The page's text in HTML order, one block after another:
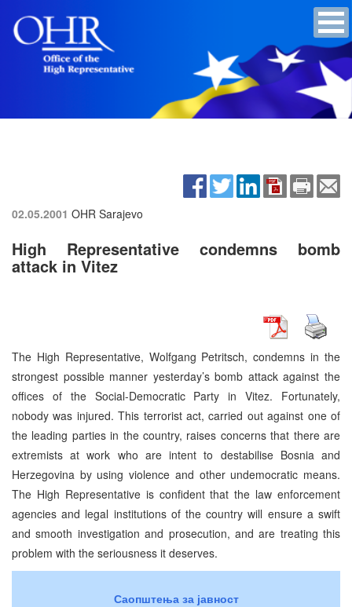
02.05.2001 OHR Sarajevo
High Representative condemns bomb
attack in Vitez
The High Representative, Wolfgang Petritsch, condemns in the
strongest possible manner yesterday’s bomb attack against the
offices of the Social-Democratic Party in Vitez. Fortunately,
nobody was injured. This terrorist act, carried out against one of
the leading parties in the country, raises concerns that there are
extremists at work who are intent to destabilise Bosnia and
Herzegovina by using violence and other undemocratic means.
The High Representative is confident that the law enforcement
agencies and legal institutions of the country will ensure a swift
and smooth investigation and prosecution, and are treating this
problem with the seriousness it deserves.
Саопштења за јавност